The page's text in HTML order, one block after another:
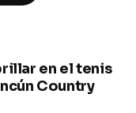
en el tenis
Country